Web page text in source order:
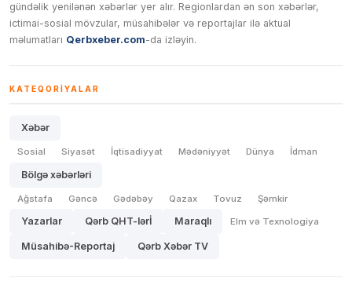
gündəlik yenilənən xəbərlər yer alır. Regionlardan ən son xəbərlər,
ictimai-sosial mövzular, müsahibələr və reportajlar ilə aktual
məlumatları Qerbxeber.com-da izləyin.
KATEQORIYALAR
Xəbər
Sosial Siyasət İqtisadiyyat Mədəniyyət Dünya İdman
Bölgə xəbərləri
Ağstafa Gəncə Gədəbəy Qazax Tovuz Şəmkir
Yazarlar Qərb QHT-lərİ Maraqlı Elm və Texnologiya
Müsahibə-Reportaj Qərb Xəbər TV